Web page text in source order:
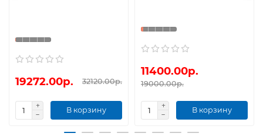
19272.00р. 32120.00р.
В корзину
11400.00р.
19000.00р.
В корзину